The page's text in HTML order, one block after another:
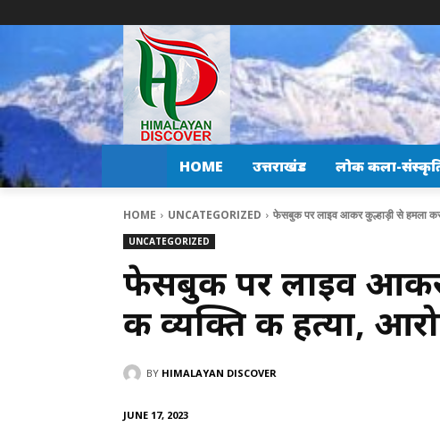
HOME उत्तराखंड लोक कला-
HOME UNCATEGORIZED फेसबुक पर लाइव आकर कुल्हाड़ी से हमला कर
UNCATEGORIZED
फेसबुक पर लाइव
की व्यक्ति की हत्या,
BY HIMALAYAN DISCOVER
JUNE 17, 2023